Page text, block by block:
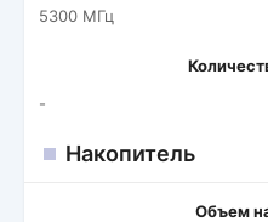
5300 МГц
-
Накопитель
Объем